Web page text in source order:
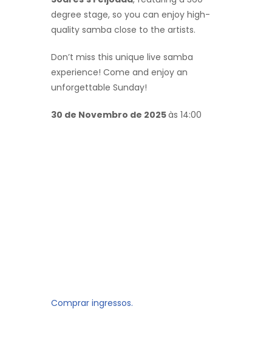
degree stage, so you can enjoy high-
quality samba close to the artists.
Don’t miss this unique live samba
experience! Come and enjoy an
unforgettable Sunday!
30 de Novembro de 2025às 14:00
Comprar ingressos.